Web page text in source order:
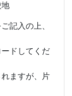
記入の上、
ドしてくだ
すが、片